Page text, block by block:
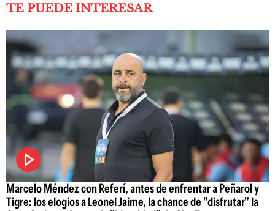
TE PUEDE INTERESAR
Marcelo Méndez con Referí, antes de enfrentar a Peñarol y
Tigre: los elogios a Leonel Jaime, la chance de "disfrutar" la